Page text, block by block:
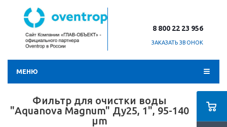
8 800 22 23 956
ЗАКАЗАТЬ ЗВОНОК
МЕНЮ
Фильтр для очистки воды
"Aquanova Magnum" Ду25, 1", 95-140
µm